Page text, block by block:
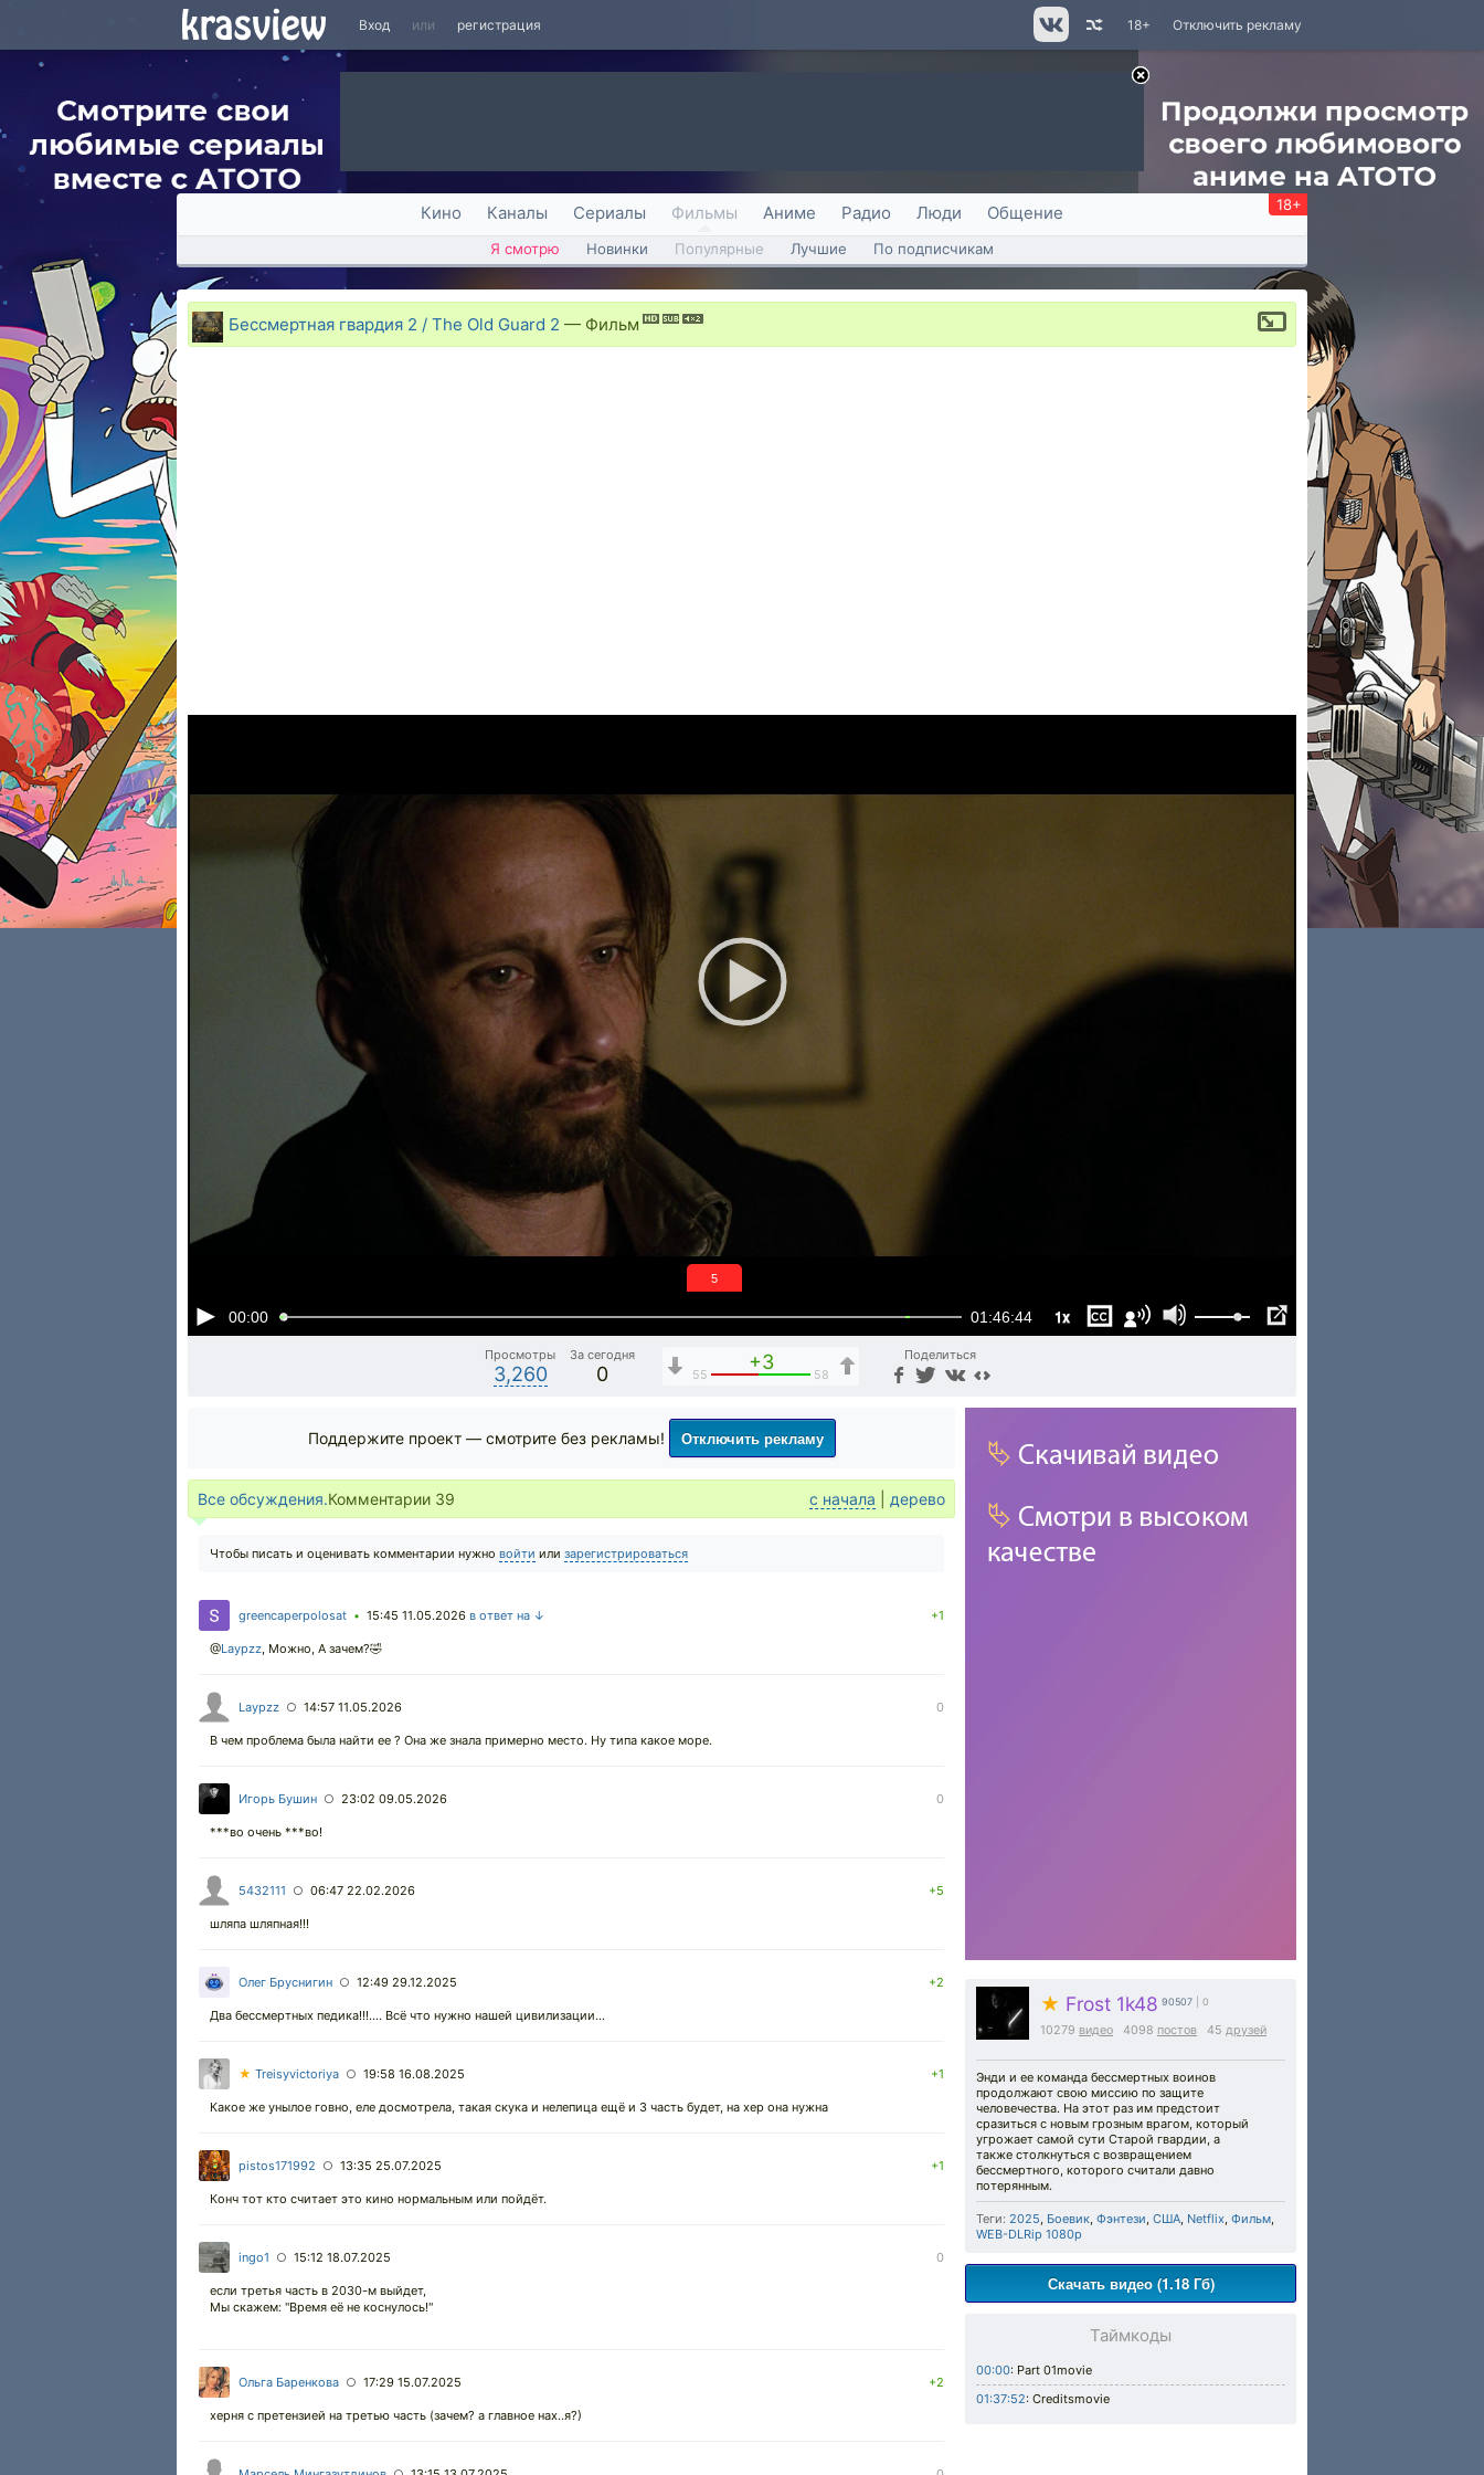
Вход или регистрация Отключить рекламу
18+
Кино Каналы Сериалы Фильмы Аниме Радио Люди Общение 18+
Я смотрю Новинки Популярные Лучшие По подписчикам
Бессмертная гвардия 2 / The Old Guard 2 — Фильм
00:00 01:46:44 1x
5
Просмотры
3,260
За сегодня
0
+3
55 58
Поделиться
★ Frost 1k48 90507 | 0
10279 видео 4098 постов 45 друзей
Энди и ее команда бессмертных воинов
продолжают свою миссию по защите
человечества. На этот раз им предстоит
сразиться с новым грозным врагом, который
угрожает самой сути Старой гвардии, а
также столкнуться с возвращением
бессмертного, которого считали давно
потерянным.
Теги: 2025, Боевик, Фэнтези, США, Netflix, Фильм,
WEB-DLRip 1080p
Скачать видео (1.18 Гб)
Таймкоды
00:00: Part 01movie
01:37:52: Creditsmovie
Поддержите проект — смотрите без рекламы! Отключить рекламу
Все обсуждения.Комментарии 39 с начала дерево
Чтобы писать и оценивать комментарии нужно войти или зарегистрироваться
greencaperpolosat • 15:45 11.05.2026 в ответ на ↓ +1
@Laypzz, Можно, А зачем?🤣
Laypzz ○ 14:57 11.05.2026 0
В чем проблема была найти ее ? Она же знала примерно место. Ну типа какое море.
Игорь Бушин ○ 23:02 09.05.2026 0
***во очень ***во!
5432111 ○ 06:47 22.02.2026 +5
шляпа шляпная!!!
Олег Бруснигин ○ 12:49 29.12.2025 +2
Два бессмертных педика!!!.... Всё что нужно нашей цивилизации...
★ Treisyvictoriya ○ 19:58 16.08.2025 +1
Какое же унылое говно, еле досмотрела, такая скука и нелепица ещё и 3 часть будет, на хер она нужна
pistos171992 ○ 13:35 25.07.2025 +1
Конч тот кто считает это кино нормальным или пойдёт.
ingo1 ○ 15:12 18.07.2025 0
если третья часть в 2030-м выйдет,
Мы скажем: "Время её не коснулось!"
Ольга Баренкова ○ 17:29 15.07.2025 +2
херня с претензией на третью часть (зачем? а главное нах..я?)